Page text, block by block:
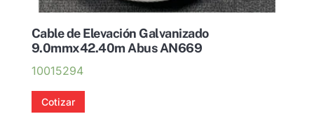
Cable de Elevación Galvanizado
9.0mmx42.40m Abus AN669
10015294
Cotizar